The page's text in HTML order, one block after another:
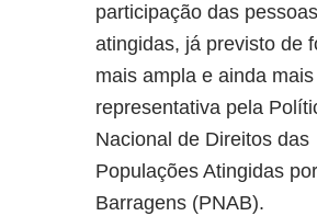
participação das pessoas
atingidas, já previsto de
mais ampla e ainda mais
representativa pela
Nacional de Direitos das
Populações Atingidas por
Barragens (PNAB).